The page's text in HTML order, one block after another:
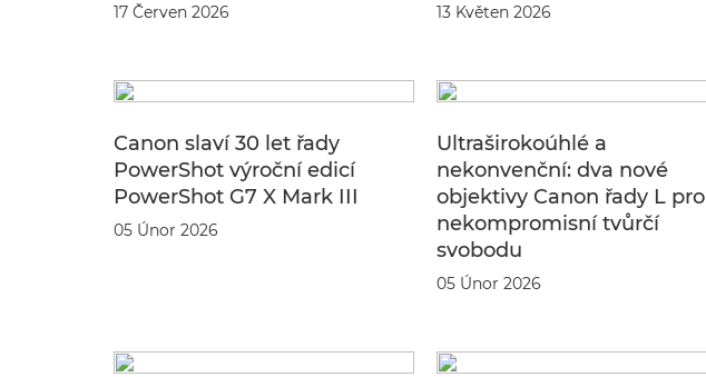
17 Červen 2026 13 Květen 2026
Canon slaví 30 let řady
PowerShot výroční edicí
PowerShot G7 X Mark III
05 Únor 2026
Ultraširokoúhlé a
nekonvenční: dva nové
objektivy Canon řady L pro
nekompromisní tvůrčí
svobodu
05 Únor 2026